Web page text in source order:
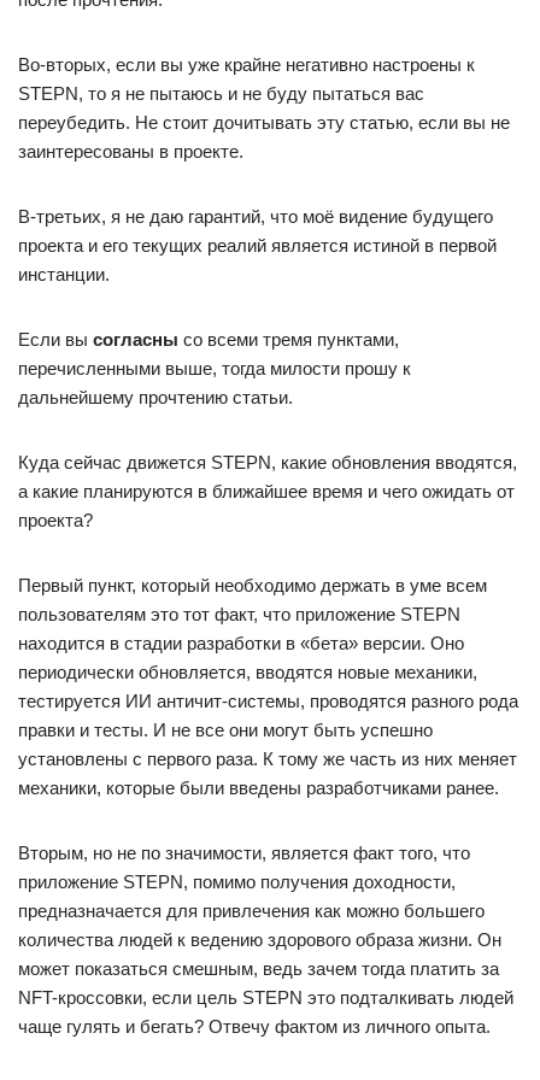
Во-вторых, если вы уже крайне негативно настроены к
STEPN, то я не пытаюсь и не буду пытаться вас
переубедить. Не стоит дочитывать эту статью, если вы не
заинтересованы в проекте.
В-третьих, я не даю гарантий, что моё видение будущего
проекта и его текущих реалий является истиной в первой
инстанции.
Если вы согласны со всеми тремя пунктами,
перечисленными выше, тогда милости прошу к
дальнейшему прочтению статьи.
Куда сейчас движется STEPN, какие обновления вводятся,
а какие планируются в ближайшее время и чего ожидать от
проекта?
Первый пункт, который необходимо держать в уме всем
пользователям это тот факт, что приложение STEPN
находится в стадии разработки в «бета» версии. Оно
периодически обновляется, вводятся новые механики,
тестируется ИИ античит-системы, проводятся разного рода
правки и тесты. И не все они могут быть успешно
установлены с первого раза. К тому же часть из них меняет
механики, которые были введены разработчиками ранее.
Вторым, но не по значимости, является факт того, что
приложение STEPN, помимо получения доходности,
предназначается для привлечения как можно большего
количества людей к ведению здорового образа жизни. Он
может показаться смешным, ведь зачем тогда платить за
NFT-кроссовки, если цель STEPN это подталкивать людей
чаще гулять и бегать? Отвечу фактом из личного опыта.